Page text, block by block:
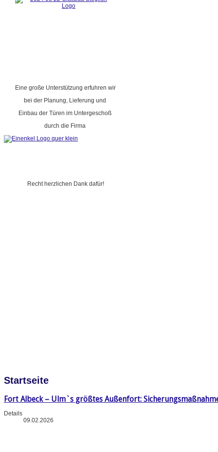
Eine große Unterstützung erfuhren wir
bei der Planung, Lieferung und
Einbau der Türen im Untergeschoß
durch die Firma
Recht herzlichen Dank dafür!
Startseite
Fort Albeck – Ulm`s größtes Außenfort:
Details
09.02.2026